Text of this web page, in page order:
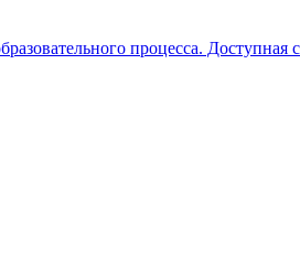
процесса. Доступная